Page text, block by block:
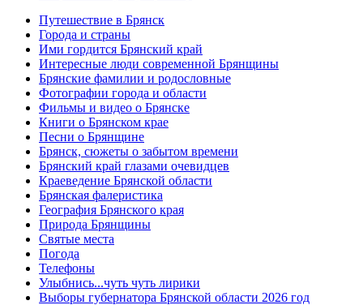
Путешествие в Брянск
Города и страны
Ими гордится Брянский край
Интересные люди современной Брянщины
Брянские фамилии и родословные
Фотографии города и области
Фильмы и видео о Брянске
Книги о Брянском крае
Песни о Брянщине
Брянск, сюжеты о забытом времени
Брянский край глазами очевидцев
Краеведение Брянской области
Брянская фалеристика
География Брянского края
Природа Брянщины
Святые места
Погода
Телефоны
Улыбнись...чуть чуть лирики
Выборы губернатора Брянской области 2026 год